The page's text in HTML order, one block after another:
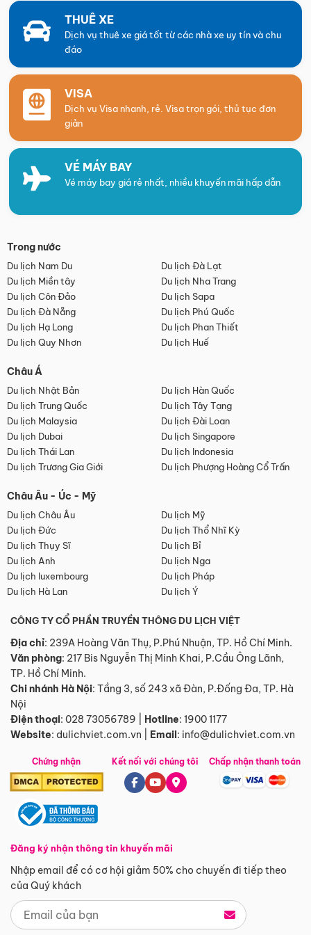
THUÊ XE
Dịch vụ thuê xe giá tốt từ các nhà xe uy tín và chu
đáo
VISA
Dịch vụ Visa nhanh, rẻ. Visa trọn gói, thủ tục đơn
giản
VÉ MÁY BAY
Vé máy bay giá rẻ nhất, nhiều khuyến mãi hấp dẫn
Trong nước
Du lịch Nam Du
Du lịch Đà Lạt
Du lịch Miền tây
Du lịch Nha Trang
Du lịch Côn Đảo
Du lịch Sapa
Du lịch Đà Nẵng
Du lịch Phú Quốc
Du lịch Hạ Long
Du lịch Phan Thiết
Du lịch Quy Nhơn
Du lịch Huế
Châu Á
Du lịch Nhật Bản
Du lịch Hàn Quốc
Du lịch Trung Quốc
Du lịch Tây Tạng
Du lịch Malaysia
Du lịch Đài Loan
Du lịch Dubai
Du lịch Singapore
Du lịch Thái Lan
Du lịch Indonesia
Du lịch Trương Gia Giới
Du lịch Phượng Hoàng Cổ Trấn
Châu Âu - Úc - Mỹ
Du lịch Châu Âu
Du lịch Mỹ
Du lịch Đức
Du lịch Thổ Nhĩ Kỳ
Du lịch Thụy Sĩ
Du lịch Bỉ
Du lịch Anh
Du lịch Nga
Du lịch luxembourg
Du lịch Pháp
Du lịch Hà Lan
Du lịch Ý
CÔNG TY CỔ PHẦN TRUYỀN THÔNG DU LỊCH VIỆT
Địa chỉ: 239A Hoàng Văn Thụ, P.Phú Nhuận, TP. Hồ Chí Minh.
Văn phòng: 217 Bis Nguyễn Thị Minh Khai, P.Cầu Ông Lãnh,
TP. Hồ Chí Minh.
Chi nhánh Hà Nội: Tầng 3, số 243 xã Đàn, P.Đống Đa, TP. Hà
Nội
Điện thoại: 028 73056789 Hotline: 1900 1177
Website: dulichviet.com.vn Email: info@dulichviet.com.vn
Chứng nhận
Đăng ký nhận thông tin khuyến mãi
Nhập email để có cơ hội giảm 50% cho chuyến đi tiếp theo
của Quý khách
Kết nối với chúng tôi Chấp nhận thanh toán